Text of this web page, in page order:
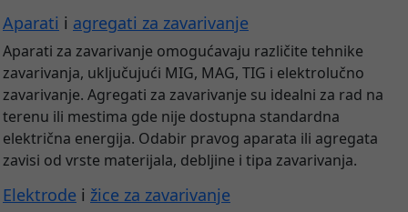
Aparati i agregati za zavarivanje
Aparati za zavarivanje omogućavaju različite tehnike
zavarivanja, uključujući MIG, MAG, TIG i elektrolučno
zavarivanje. Agregati za zavarivanje su idealni za rad na
terenu ili mestima gde nije dostupna standardna
električna energija. Odabir pravog aparata ili agregata
zavisi od vrste materijala, debljine i tipa zavarivanja.
Elektrode i žice za zavarivanje